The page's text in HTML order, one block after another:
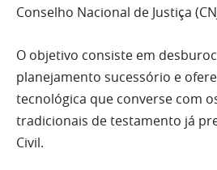
Conselho Nacional de Justiça
O objetivo consiste em
planejamento sucessório e
tecnológica que converse com
tradicionais de testamento já
Civil.